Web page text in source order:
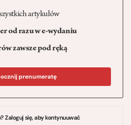
artykułów
od razu w e-wydaniu
zawsze pod ręką
prenumeratę
Zaloguj się, aby kontynuuwać